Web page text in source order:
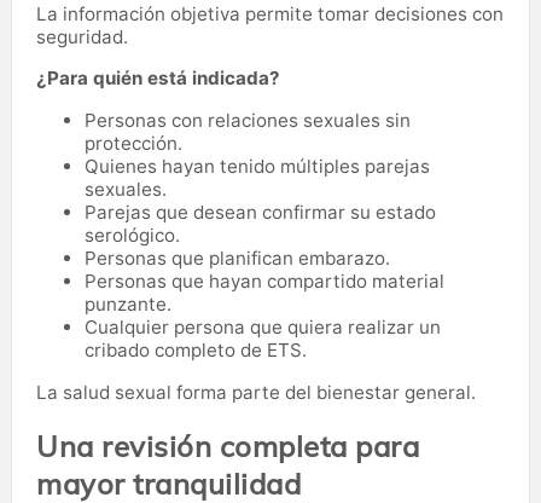
La información objetiva permite tomar decisiones con
seguridad.
¿Para quién está indicada?
Personas con relaciones sexuales sin
protección.
Quienes hayan tenido múltiples parejas
sexuales.
Parejas que desean confirmar su estado
serológico.
Personas que planifican embarazo.
Personas que hayan compartido material
punzante.
Cualquier persona que quiera realizar un
cribado completo de ETS.
La salud sexual forma parte del bienestar general.
Una revisión completa para
mayor tranquilidad